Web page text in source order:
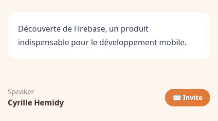
Découverte de Firebase, un produit
indispensable pour le développement mobile.
Speaker
Cyrille Hemidy ✉️ Invite